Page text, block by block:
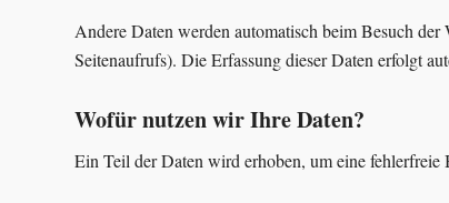
Andere Daten werden automatisch beim Besuch
Seitenaufrufs). Die Erfassung dieser Daten erfolgt
Wofür nutzen wir Ihre Daten?
Ein Teil der Daten wird erhoben, um eine